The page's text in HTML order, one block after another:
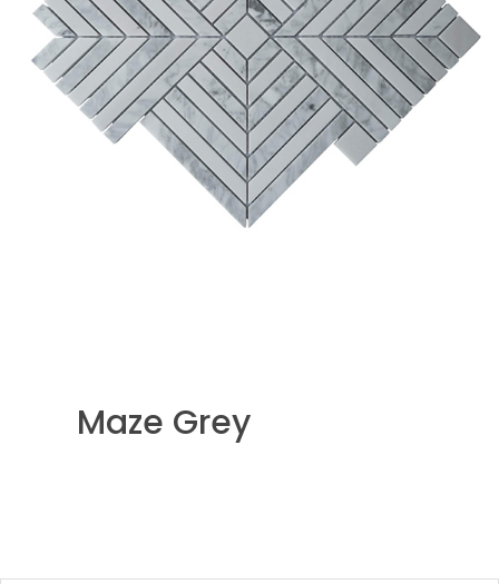
Maze Grey